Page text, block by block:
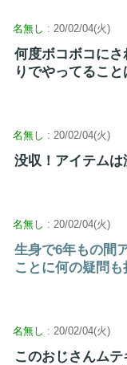
名無し : 20/02/04(火)
何度ボコボコに
りでやってるこ
名無し : 20/02/04(火)
没収！アイテムは
名無し : 20/02/04(火)
生身で6年もの間
ことに何の疑問
名無し : 20/02/04(火)
このおじさんム